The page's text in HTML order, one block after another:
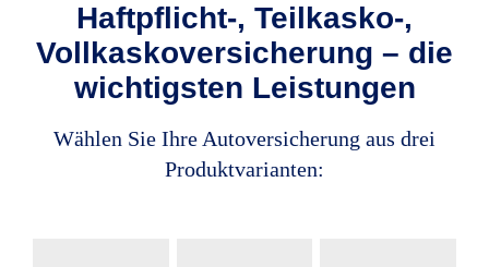
Haftpflicht-, Teilkasko-,
Vollkaskoversicherung – die
wichtigsten Leistungen
Wählen Sie Ihre Autoversicherung aus drei
Produktvarianten: